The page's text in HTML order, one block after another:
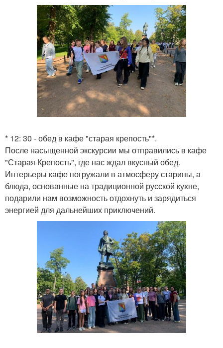
* 12: 30 - обед в кафе "старая крепость"*.
После насыщенной экскурсии мы отправились в кафе
"Старая Крепость", где нас ждал вкусный обед.
Интерьеры кафе погружали в атмосферу старины, а
блюда, основанные на традиционной русской кухне,
подарили нам возможность отдохнуть и зарядиться
энергией для дальнейших приключений.